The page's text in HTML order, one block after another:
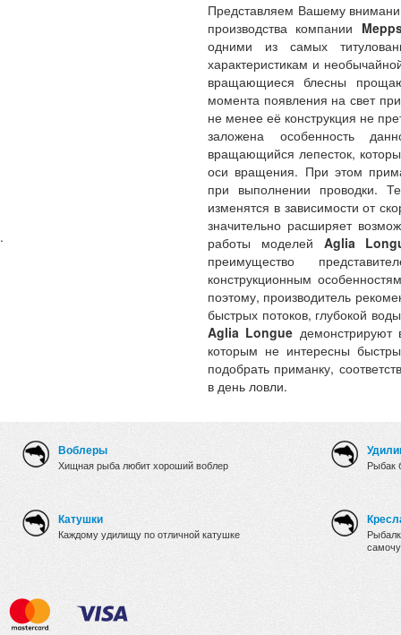
.
Представляем Вашему
производства компании
одними из самых
характеристикам и
вращающиеся блесны
момента появления на свет
не менее её конструкция не
заложена особенность
вращающийся лепесток,
оси вращения. При этом
при выполнении проводки.
изменятся в зависимости от
значительно расширяет
работы моделей Aglia
преимущество
конструкционным
поэтому, производитель
быстрых потоков, глубокой
Aglia Longue демонстрируют
которым не интересны
подобрать приманку,
в день ловли.
Воблеры
Хищная рыба любит хороший воблер
Катушки
Каждому удилищу по отличной катушке
Рыбак